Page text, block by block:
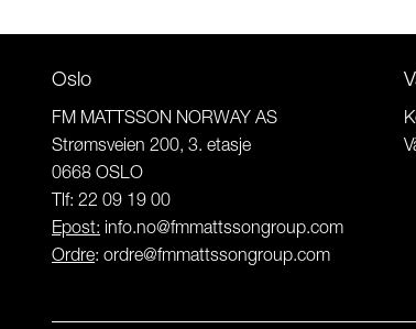
Oslo
FM MATTSSON NORWAY AS
Strømsveien 200, 3. etasje
0668 OSLO
Tlf: 22 09 19 00
Epost: info.no@fmmattssongroup.com
Ordre: ordre@fmmattssongroup.com